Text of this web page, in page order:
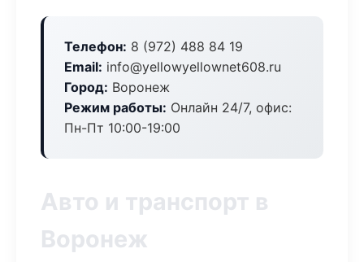
Телефон: 8 (972) 488 84 19
Email: info@yellowyellownet608.ru
Город: Воронеж
Режим работы: Онлайн 24/7, офис:
Пн-Пт 10:00-19:00
Авто и транспорт в
Воронеж